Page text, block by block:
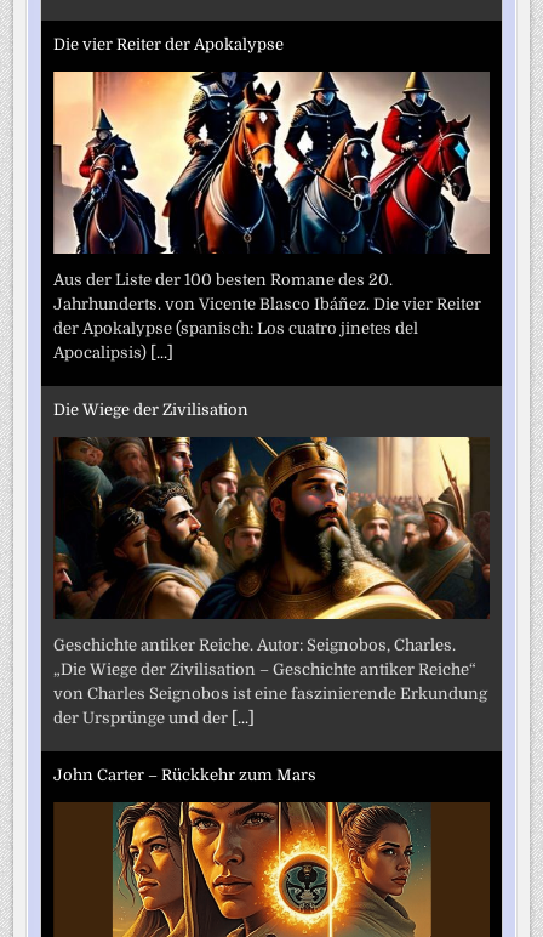
Die vier Reiter der Apokalypse
Aus der Liste der 100 besten Romane des 20.
Jahrhunderts. von Vicente Blasco Ibáñez. Die vier Reiter
der Apokalypse (spanisch: Los cuatro jinetes del
Apocalipsis) [...]
Die Wiege der Zivilisation
Geschichte antiker Reiche. Autor: Seignobos, Charles.
„Die Wiege der Zivilisation – Geschichte antiker Reiche“
von Charles Seignobos ist eine faszinierende Erkundung
der Ursprünge und der [...]
John Carter – Rückkehr zum Mars